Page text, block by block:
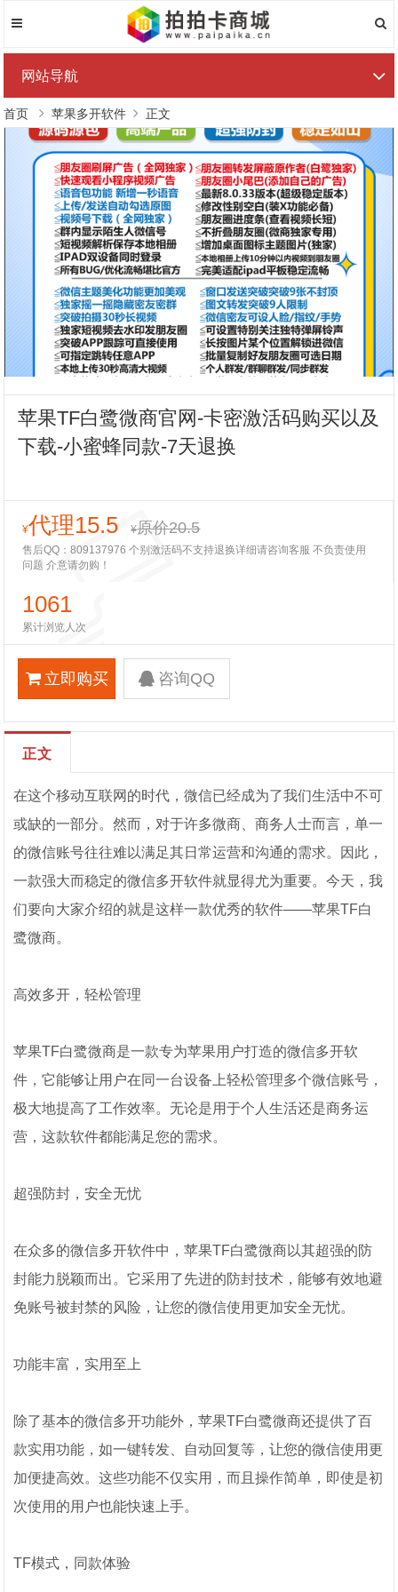
网站导航
首页 苹果多开软件 正文
苹果TF白鹭微商官网-卡密激活码购买以及
下载-小蜜蜂同款-7天退换
¥代理15.5 ¥原价20.5
售后QQ：809137976 个别激活码不支持退换详细请咨询客服 不负责使用
问题 介意请勿购！
1061
累计浏览人次
立即购买 咨询QQ
正文
在这个移动互联网的时代，微信已经成为了我们生活中不可
或缺的一部分。然而，对于许多微商、商务人士而言，单一
的微信账号往往难以满足其日常运营和沟通的需求。因此，
一款强大而稳定的微信多开软件就显得尤为重要。今天，我
们要向大家介绍的就是这样一款优秀的软件——苹果TF白
鹭微商。
高效多开，轻松管理
苹果TF白鹭微商是一款专为苹果用户打造的微信多开软
件，它能够让用户在同一台设备上轻松管理多个微信账号，
极大地提高了工作效率。无论是用于个人生活还是商务运
营，这款软件都能满足您的需求。
超强防封，安全无忧
在众多的微信多开软件中，苹果TF白鹭微商以其超强的防
封能力脱颖而出。它采用了先进的防封技术，能够有效地避
免账号被封禁的风险，让您的微信使用更加安全无忧。
功能丰富，实用至上
除了基本的微信多开功能外，苹果TF白鹭微商还提供了百
款实用功能，如一键转发、自动回复等，让您的微信使用更
加便捷高效。这些功能不仅实用，而且操作简单，即使是初
次使用的用户也能快速上手。
TF模式，同款体验